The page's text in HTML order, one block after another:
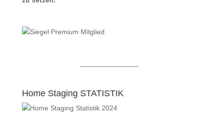
Home Staging STATISTIK